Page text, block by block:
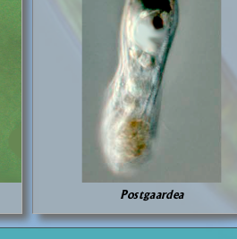
Postgaardea